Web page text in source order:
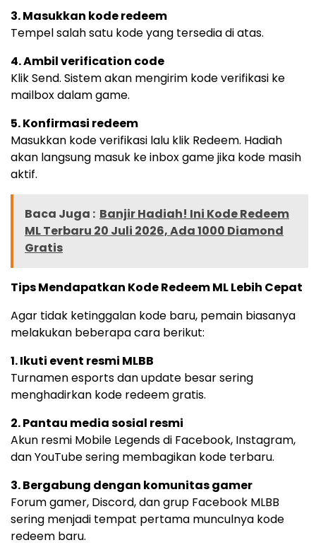
3. Masukkan kode redeem
Tempel salah satu kode yang tersedia di atas.
4. Ambil verification code
Klik Send. Sistem akan mengirim kode verifikasi ke
mailbox dalam game.
5. Konfirmasi redeem
Masukkan kode verifikasi lalu klik Redeem. Hadiah
akan langsung masuk ke inbox game jika kode masih
aktif.
Baca Juga : Banjir Hadiah! Ini Kode Redeem
ML Terbaru 20 Juli 2026, Ada 1000 Diamond
Gratis
Tips Mendapatkan Kode Redeem ML Lebih Cepat
Agar tidak ketinggalan kode baru, pemain biasanya
melakukan beberapa cara berikut:
1. Ikuti event resmi MLBB
Turnamen esports dan update besar sering
menghadirkan kode redeem gratis.
2. Pantau media sosial resmi
Akun resmi Mobile Legends di Facebook, Instagram,
dan YouTube sering membagikan kode terbaru.
3. Bergabung dengan komunitas gamer
Forum gamer, Discord, dan grup Facebook MLBB
sering menjadi tempat pertama munculnya kode
redeem baru.